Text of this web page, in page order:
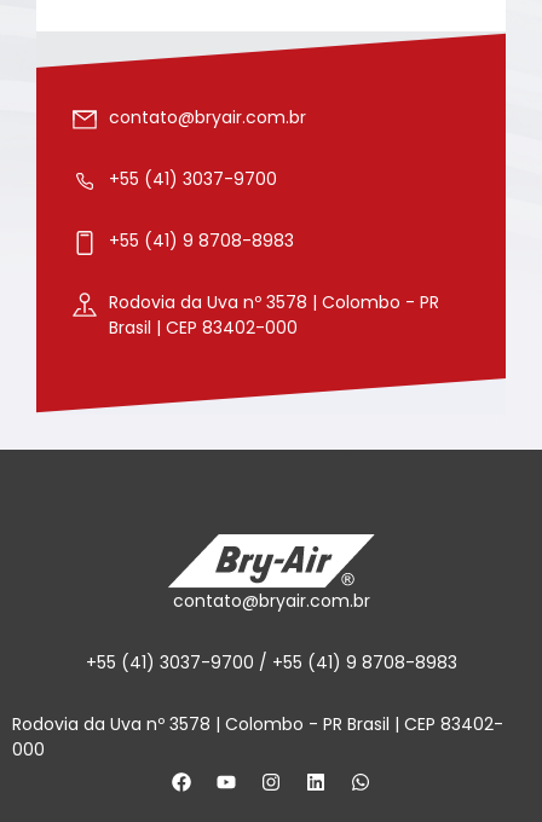
contato@bryair.com.br
+55 (41) 3037-9700
+55 (41) 9 8708-8983
Rodovia da Uva nº 3578 | Colombo - PR
Brasil | CEP 83402-000
contato@bryair.com.br
+55 (41) 3037-9700 / +55 (41) 9 8708-8983
Rodovia da Uva nº 3578 | Colombo - PR Brasil | CEP 83402-
000